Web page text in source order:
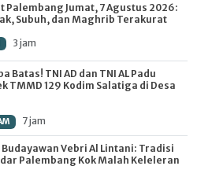
Palembang Jumat, 7 Agustus 2026:
Subuh, dan Maghrib Terakurat
3 jam
Batas! TNI AD dan TNI AL Padu
TMMD 129 Kodim Salatiga di Desa
7 jam
Vebri Al Lintani: Tradisi
Palembang Kok Malah Keleleran